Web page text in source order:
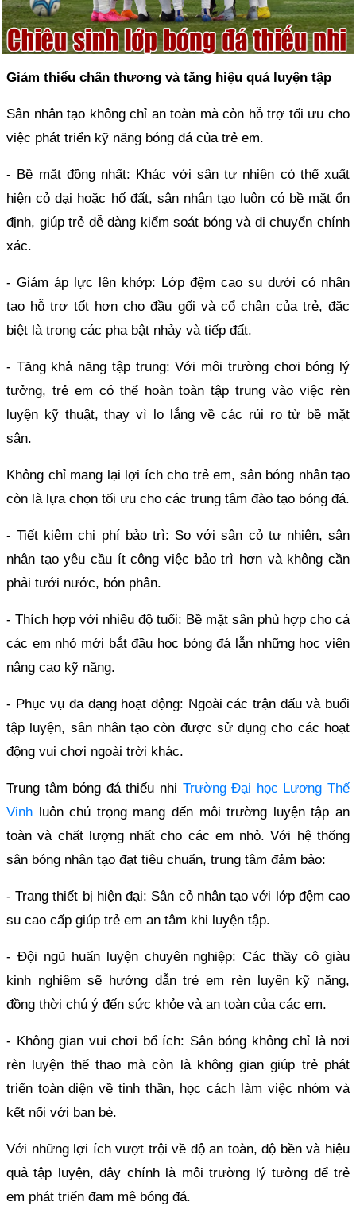
Giảm thiểu chấn thương và tăng hiệu quả luyện tập
Sân nhân tạo không chỉ an toàn mà còn hỗ trợ tối ưu cho
việc phát triển kỹ năng bóng đá của trẻ em.
- Bề mặt đồng nhất: Khác với sân tự nhiên có thể xuất
hiện cỏ dại hoặc hố đất, sân nhân tạo luôn có bề mặt ổn
định, giúp trẻ dễ dàng kiểm soát bóng và di chuyển chính
xác.
- Giảm áp lực lên khớp: Lớp đệm cao su dưới cỏ nhân
tạo hỗ trợ tốt hơn cho đầu gối và cổ chân của trẻ, đặc
biệt là trong các pha bật nhảy và tiếp đất.
- Tăng khả năng tập trung: Với môi trường chơi bóng lý
tưởng, trẻ em có thể hoàn toàn tập trung vào việc rèn
luyện kỹ thuật, thay vì lo lắng về các rủi ro từ bề mặt
sân.
Không chỉ mang lại lợi ích cho trẻ em, sân bóng nhân tạo
còn là lựa chọn tối ưu cho các trung tâm đào tạo bóng đá.
- Tiết kiệm chi phí bảo trì: So với sân cỏ tự nhiên, sân
nhân tạo yêu cầu ít công việc bảo trì hơn và không cần
phải tưới nước, bón phân.
- Thích hợp với nhiều độ tuổi: Bề mặt sân phù hợp cho cả
các em nhỏ mới bắt đầu học bóng đá lẫn những học viên
nâng cao kỹ năng.
- Phục vụ đa dạng hoạt động: Ngoài các trận đấu và buổi
tập luyện, sân nhân tạo còn được sử dụng cho các hoạt
động vui chơi ngoài trời khác.
Trung tâm bóng đá thiếu nhi Trường Đại học Lương Thế
Vinh luôn chú trọng mang đến môi trường luyện tập an
toàn và chất lượng nhất cho các em nhỏ. Với hệ thống
sân bóng nhân tạo đạt tiêu chuẩn, trung tâm đảm bảo:
- Trang thiết bị hiện đại: Sân cỏ nhân tạo với lớp đệm cao
su cao cấp giúp trẻ em an tâm khi luyện tập.
- Đội ngũ huấn luyện chuyên nghiệp: Các thầy cô giàu
kinh nghiệm sẽ hướng dẫn trẻ em rèn luyện kỹ năng,
đồng thời chú ý đến sức khỏe và an toàn của các em.
- Không gian vui chơi bổ ích: Sân bóng không chỉ là nơi
rèn luyện thể thao mà còn là không gian giúp trẻ phát
triển toàn diện về tinh thần, học cách làm việc nhóm và
kết nối với bạn bè.
Với những lợi ích vượt trội về độ an toàn, độ bền và hiệu
quả tập luyện, đây chính là môi trường lý tưởng để trẻ
em phát triển đam mê bóng đá.